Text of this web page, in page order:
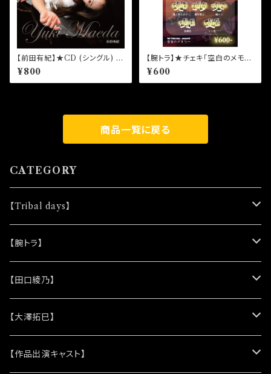
【前田有紀】★CD (シングル) 12
th「天上花」(通常盤)
¥800
【腕トラ】★チェキ「空白のメモリ
ー」天願堅進
¥600
商品一覧に戻る
CATEGORY
【Tribal days】
★ノベルティー
(シリコンリストバンド)
(レザーキーホルダー)
★DVD
★脚本
★クリアファイル＆ソロプロマイドセット
【腕トラ】
★CD
(アルバム)
(シングル)
★プロマイド
★チェキ
【田口綾乃】
★プロマイド
★チェキ
【大澤拓巳】
★プロマイド
【作品出演キャスト】